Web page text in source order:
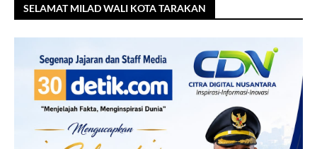
SELAMAT MILAD WALI KOTA TARAKAN